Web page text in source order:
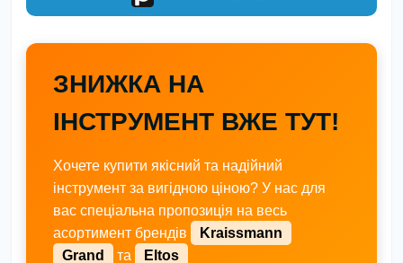
ЗНИЖКА НА
ІНСТРУМЕНТ ВЖЕ ТУТ!
Хочете купити якісний та надійний
інструмент за вигідною ціною? У нас для
вас спеціальна пропозиція на весь
асортимент брендів
Kraissmann
Grand
та Eltos